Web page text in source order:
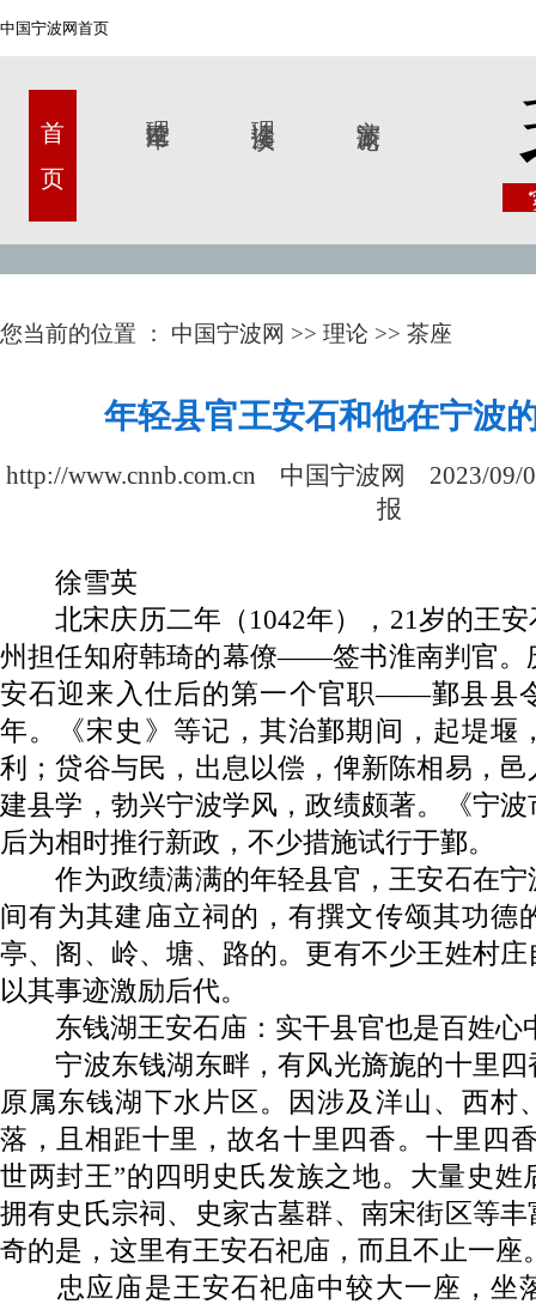
中国宁波网首页
首 页
您当前的位置 ： 中国宁波网 >> 理论 >> 茶座
年轻县官王安石和他在宁波
http://www.cnnb.com.cn 中国宁波网
2023/09/
报
徐雪英
北宋庆历二年（1042年），21岁的王安
州担任知府韩琦的幕僚——签书淮南判官。
安石迎来入仕后的第一个官职——鄞县县
年。《宋史》等记，其治鄞期间，起堤堰
利；贷谷与民，出息以偿，俾新陈相易，
建县学，勃兴宁波学风，政绩颇著。《宁
后为相时推行新政，不少措施试行于鄞。
作为政绩满满的年轻县官，王安石在宁
间有为其建庙立祠的，有撰文传颂其功德
亭、阁、岭、塘、路的。更有不少王姓村
以其事迹激励后代。
东钱湖王安石庙：实干县官也是百姓心
宁波东钱湖东畔，有风光旖旎的十里四
原属东钱湖下水片区。因涉及洋山、西村
落，且相距十里，故名十里四香。十里四
世两封王”的四明史氏发族之地。大量史姓
拥有史氏宗祠、史家古墓群、南宋街区等
奇的是，这里有王安石祀庙，而且不止一座
忠应庙是王安石祀庙中较大一座，坐